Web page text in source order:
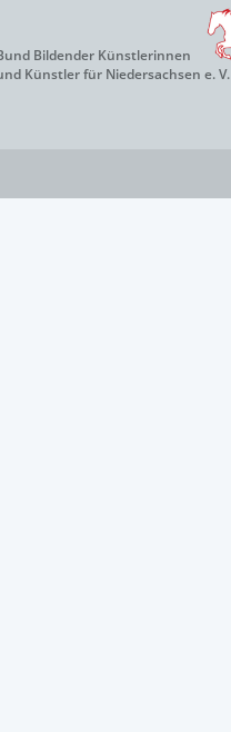
Bildender Künstlerinnen
Künstler für Niedersachsen e. V.